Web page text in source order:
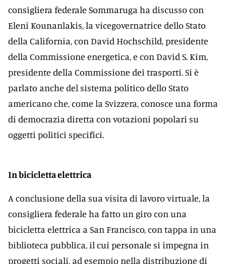
consigliera federale Sommaruga ha discusso con
Eleni Kounanlakis, la vicegovernatrice dello Stato
della California, con David Hochschild, presidente
della Commissione energetica, e con David S. Kim,
presidente della Commissione dei trasporti. Si è
parlato anche del sistema politico dello Stato
americano che, come la Svizzera, conosce una forma
di democrazia diretta con votazioni popolari su
oggetti politici specifici.
In bicicletta elettrica
A conclusione della sua visita di lavoro virtuale, la
consigliera federale ha fatto un giro con una
bicicletta elettrica a San Francisco, con tappa in una
biblioteca pubblica, il cui personale si impegna in
progetti sociali, ad esempio nella distribuzione di